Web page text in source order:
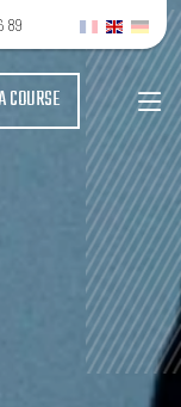
89
COURSE